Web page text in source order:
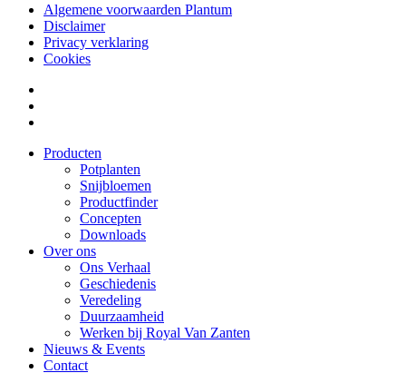
Algemene voorwaarden Plantum
Disclaimer
Privacy verklaring
Cookies
Producten
Potplanten
Snijbloemen
Productfinder
Concepten
Downloads
Over ons
Ons Verhaal
Geschiedenis
Veredeling
Duurzaamheid
Werken bij Royal Van Zanten
Nieuws & Events
Contact